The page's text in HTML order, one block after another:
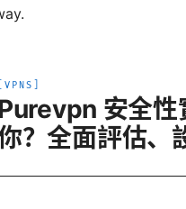
VPNS
安全
？全面評估、